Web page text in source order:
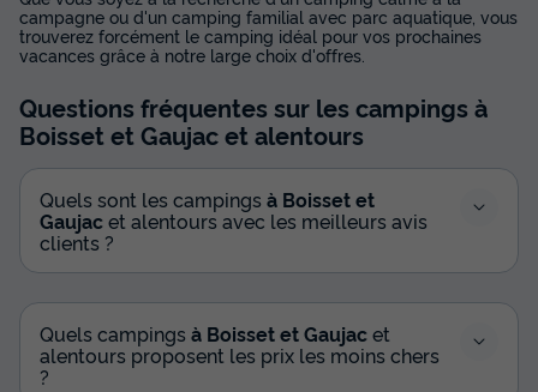
campagne ou d'un camping familial avec parc aquatique, vous
trouverez forcément le camping idéal pour vos prochaines
vacances grâce à notre large choix d'offres.
Questions fréquentes sur les campings à
Boisset et Gaujacet alentours
Quels sont les campings à Boisset et
Gaujacet alentours avec les meilleurs avis
clients ?
Quels campings à Boisset et Gaujacet
alentours proposent les prix les moins chers
?